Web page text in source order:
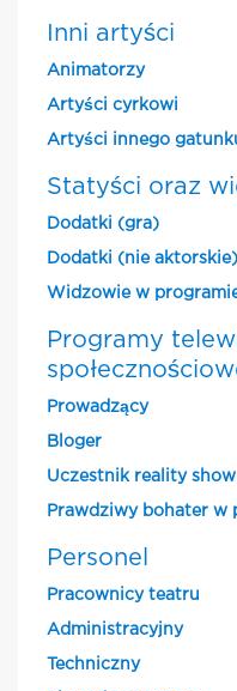
Inni artyści
Animatorzy
Artyści cyrkowi
Artyści innego
Statyści oraz
Dodatki (gra)
Dodatki (nie aktorskie)
Widzowie w
Programy
Prowadzący
Bloger
Uczestnik reality show
Prawdziwy bohater w
Personel
Pracownicy teatru
Administracyjny
Techniczny